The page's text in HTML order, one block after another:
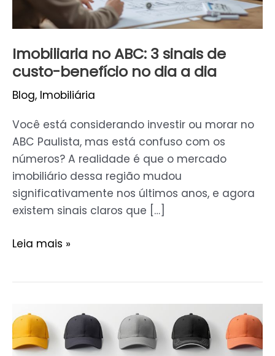
Imobiliaria no ABC: 3 sinais de
custo-benefício no dia a dia
Blog, Imobiliária
Você está considerando investir ou morar no
ABC Paulista, mas está confuso com os
números? A realidade é que o mercado
imobiliário dessa região mudou
significativamente nos últimos anos, e agora
existem sinais claros que […]
dia
dia
Leia mais »
Bonés
para
eventos: